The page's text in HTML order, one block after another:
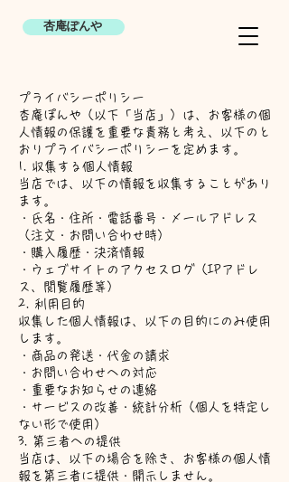
杏庵ぽんや
プライバシーポリシー
杏庵ぽんや（以下「当店」）は、お客様の個
人情報の保護を重要な責務と考え、以下のと
おりプライバシーポリシーを定めます。
1. 収集する個人情報
当店では、以下の情報を収集することがあり
ます。
・氏名・住所・電話番号・メールアドレス
（注文・お問い合わせ時）
・購入履歴・決済情報
・ウェブサイトのアクセスログ（IPアドレ
ス、閲覧履歴等）
2. 利用目的
収集した個人情報は、以下の目的にのみ使用
します。
・商品の発送・代金の請求
・お問い合わせへの対応
・重要なお知らせの連絡
・サービスの改善・統計分析（個人を特定し
ない形で使用）
3. 第三者への提供
当店は、以下の場合を除き、お客様の個人情
報を第三者に提供・開示しません。